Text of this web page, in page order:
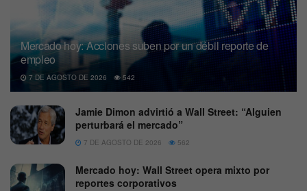
Mercado hoy: Acciones suben por un débil reporte de
empleo
7 DE AGOSTO DE 2026 542
Jamie Dimon advirtió a Wall Street: “Alguien
perturbará el mercado”
7 DE AGOSTO DE 2026 562
Mercado hoy: Wall Street opera mixto por
reportes corporativos